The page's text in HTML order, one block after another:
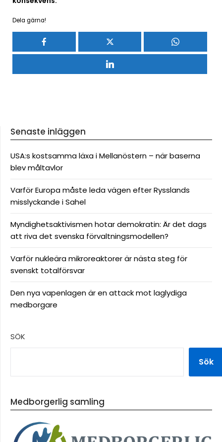
Dela gärna!
Senaste inläggen
USA:s kostsamma läxa i Mellanöstern – när baserna
blev måltavlor
Varför Europa måste leda vägen efter Rysslands
misslyckande i Sahel
Myndighetsaktivismen hotar demokratin: Är det dags
att riva det svenska förvaltningsmodellen?
Varför nukleära mikroreaktorer är nästa steg för
svenskt totalförsvar
Den nya vapenlagen är en attack mot laglydiga
medborgare
SÖK
Sök
Medborgerlig samling